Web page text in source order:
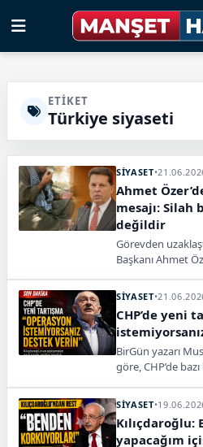
ETIKET
Türkiye siyaseti
SİYASET•
Ahmet
mesajı: Silah
değildir
Görevden
Başkanı Ahmet
bulundu. Özer,
sorunudur” dedi.
SİYASET•
CHP’de yeni
BirGün yazarı
göre, CHP’de
sözleriyle
son açıklamaları
başlattı.
SİYASET•
Kılıçdaroğlu:
yapacağım